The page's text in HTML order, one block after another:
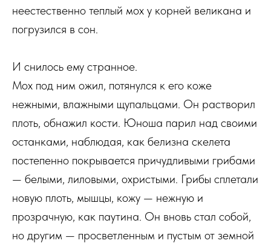
неестественно теплый мох у корней великана и
погрузился в сон.
И снилось ему странное.
Мох под ним ожил, потянулся к его коже
нежными, влажными щупальцами. Он растворил
плоть, обнажил кости. Юноша парил над своими
останками, наблюдая, как белизна скелета
постепенно покрывается причудливыми грибами
— белыми, лиловыми, охристыми. Грибы сплетали
новую плоть, мышцы, кожу — нежную и
прозрачную, как паутина. Он вновь стал собой,
но другим — просветленным и пустым от земной